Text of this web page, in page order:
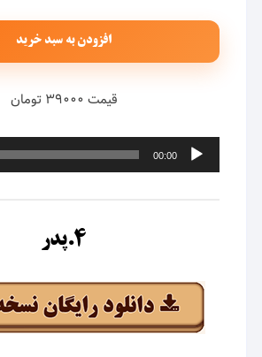
افزودن به سبد خرید
قیمت ۳۹۰۰۰ تومان
پخش‌کننده
صوت
00:00
۴.پدر